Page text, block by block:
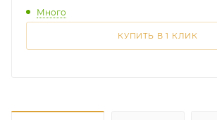
Много
КУПИТЬ В 1 КЛИК